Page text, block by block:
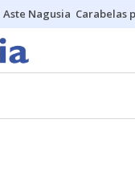
Aste Nagusia Carabelas